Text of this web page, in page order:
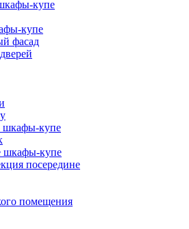
купе
купе
фасад
шкафы-купе
шкафы-купе
посередине
помещения